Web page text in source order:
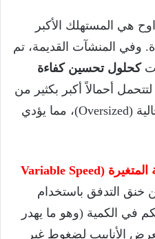
هي المستهلك الأكبر
وفي المنشآت القديمة، تم
كحلول تحسين كفاءة
لتتحمل أحمالاً أكبر بكثير من
احتياجات التشغيل الفعلية الحالية (Oversized)، مما يؤدي
تركيب محركات السرعة المتغيرة (Variable Speed
خنق التدفق باستخدام
في الكمية (وهو ما يهدر
الأنابيب لضغوط غير